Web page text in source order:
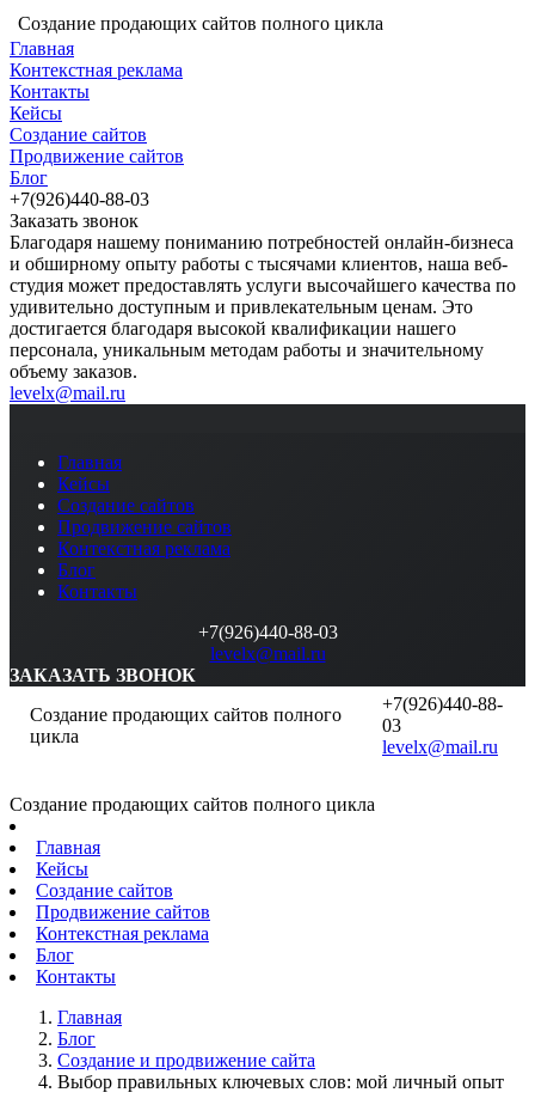
Создание продающих сайтов полного цикла
Главная
Контекстная реклама
Контакты
Кейсы
Создание сайтов
Продвижение сайтов
Блог
+7(926)440-88-03
Заказать звонок
Благодаря нашему пониманию потребностей онлайн-бизнеса
и обширному опыту работы с тысячами клиентов, наша веб-
студия может предоставлять услуги высочайшего качества по
удивительно доступным и привлекательным ценам. Это
достигается благодаря высокой квалификации нашего
персонала, уникальным методам работы и значительному
объему заказов.
levelx@mail.ru
Главная
Кейсы
Создание сайтов
Продвижение сайтов
Контекстная реклама
Блог
Контакты
+7(926)440-88-03
levelx@mail.ru
ЗАКАЗАТЬ ЗВОНОК
Создание продающих сайтов полного
цикла
+7(926)440-88-
03
levelx@mail.ru
Создание продающих сайтов полного цикла
Главная
Кейсы
Создание сайтов
Продвижение сайтов
Контекстная реклама
Блог
Контакты
Главная
Блог
Создание и продвижение сайта
Выбор правильных ключевых слов: мой личный опыт